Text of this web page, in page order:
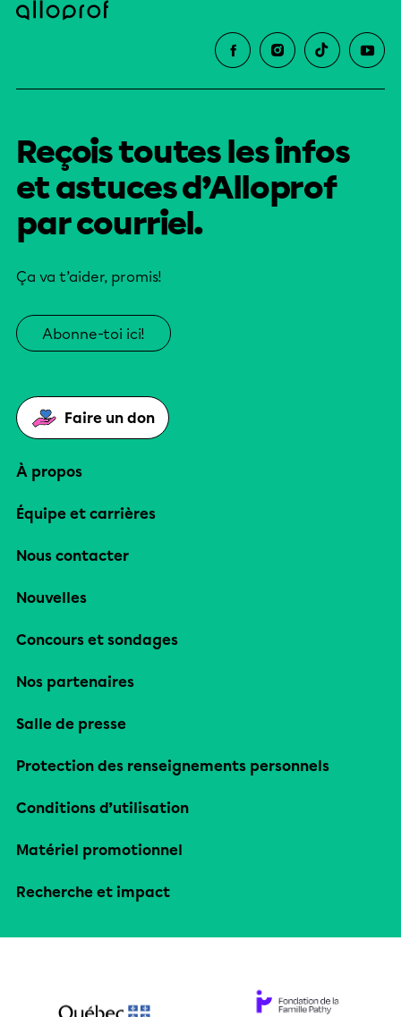
Reçois toutes les infos
et astuces d’Alloprof
par courriel.
Ça va t’aider, promis!
Abonne-toi ici!
Faire un don
À propos
Équipe et carrières
Nous contacter
Nouvelles
Concours et sondages
Nos partenaires
Salle de presse
Protection des renseignements personnels
Conditions d’utilisation
Matériel promotionnel
Recherche et impact